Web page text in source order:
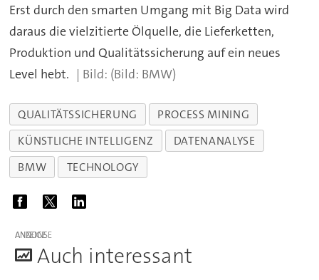
Erst durch den smarten Umgang mit Big Data wird
daraus die vielzitierte Ölquelle, die Lieferketten,
Produktion und Qualitätssicherung auf ein neues
Level hebt.
(Bild: BMW)
QUALITÄTSSICHERUNG
PROCESS MINING
KÜNSTLICHE INTELLIGENZ
DATENANALYSE
BMW
TECHNOLOGY
ANZEIGE
Auch interessant